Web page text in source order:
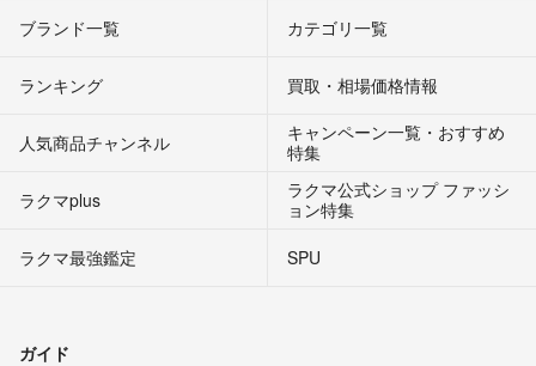
ブランド一覧 カテゴリ一覧
ランキング 買取・相場価格情報
人気商品チャンネル
キャンペーン一覧・おすすめ
特集
ラクマplus
ラクマ公式ショップ ファッシ
ョン特集
ラクマ最強鑑定
SPU
ガイド